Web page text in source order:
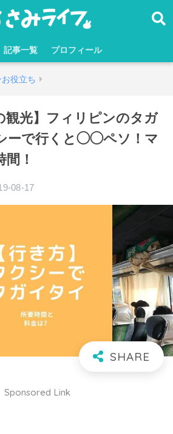
記事一覧 プロフィール
役立ち
観光】フィリピンのタガ
ーで行くと◯◯ペソ！マ
！
08-17
Sponsored Link